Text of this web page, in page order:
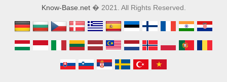
Know-Base.net� 2021. All Rights Reserved.